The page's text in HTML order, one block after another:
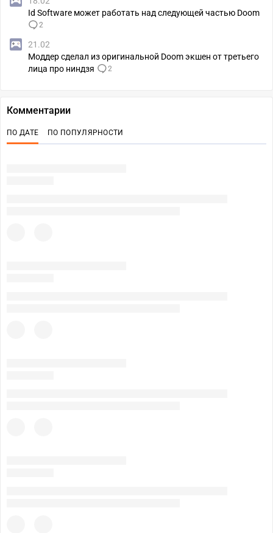
Id Software может работать над следующей частью Doom
2
21.02
Моддер сделал из оригинальной Doom экшен от третьего
лица про ниндзя
2
Комментарии
ПО ДАТЕ ПО ПОПУЛЯРНОСТИ